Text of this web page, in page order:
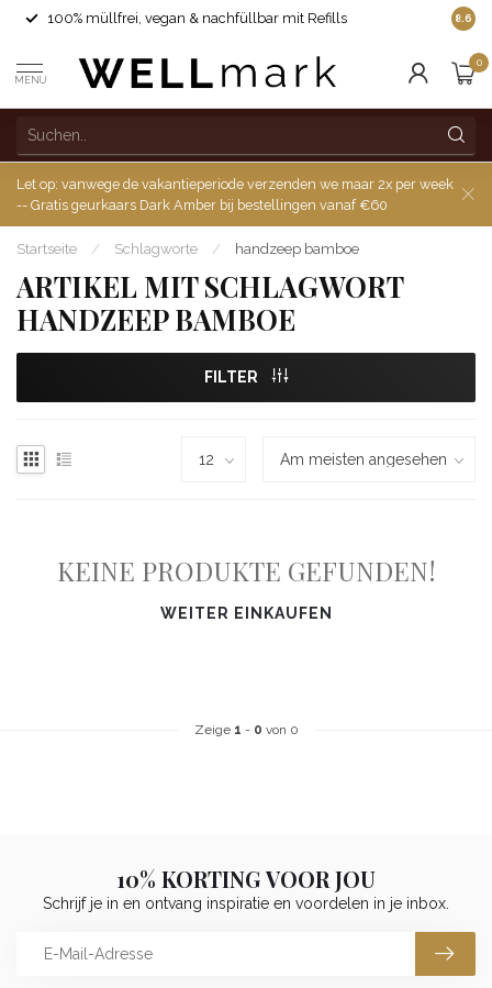
100% müllfrei, vegan & nachfüllbar mit Refills 8.6
MENU
0
Let op: vanwege de vakantieperiode verzenden we maar 2x per week
-- Gratis geurkaars Dark Amber bij bestellingen vanaf €60
Startseite / Schlagworte / handzeep bamboe
ARTIKEL MIT SCHLAGWORT
HANDZEEP BAMBOE
FILTER
KEINE PRODUKTE GEFUNDEN!
WEITER EINKAUFEN
Zeige 1 - 0 von 0
10% KORTING VOOR JOU
Schrijf je in en ontvang inspiratie en voordelen in je inbox.